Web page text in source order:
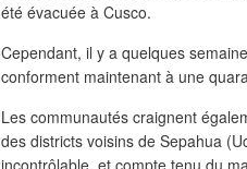
été évacuée à Cusco.
Cependant, il y a quelques
conforment maintenant à une
Les communautés craignent
des districts voisins de Sepahua
incontrôlable, et compte tenu du